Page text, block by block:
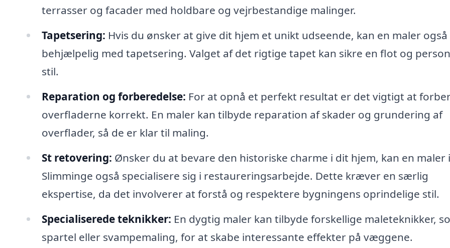
terrasser og facader med holdbare og vejrbestandige malinger.
Tapetsering: Hvis du ønsker at give dit hjem et unikt udseende, kan en maler
behjælpelig med tapetsering. Valget af det rigtige tapet kan sikre en flot og
stil.
Reparation og forberedelse: For at opnå et perfekt resultat er det vigtigt at
overfladerne korrekt. En maler kan tilbyde reparation af skader og grundering af
overflader, så de er klar til maling.
St retovering: Ønsker du at bevare den historiske charme i dit hjem, kan en maler i
Slimminge også specialisere sig i restaureringsarbejde. Dette kræver en særlig
ekspertise, da det involverer at forstå og respektere bygningens oprindelige stil.
Specialiserede teknikker: En dygtig maler kan tilbyde forskellige maleteknikker,
spartel eller svampemaling, for at skabe interessante effekter på væggene.